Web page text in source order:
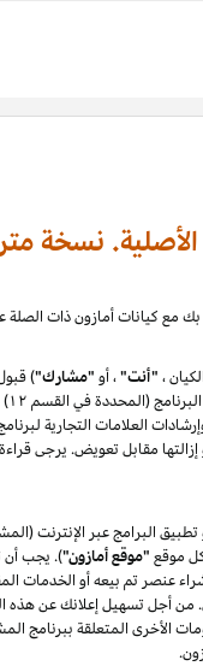
نسخة
، "أنت"، أو "مشارك")
العلامات التجارية
البرامج عبر الإنترنت
"موقع أمازون"). يجب أن
عنصر تم بيعه أو الخدمات
أجل تسهيل إعلانك عن هذه
الأخرى المتعلقة ببرنامج